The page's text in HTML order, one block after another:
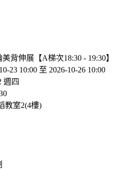
背伸展【A梯次18:30 - 19:30】
23 10:00 至 2026-10-26 10:00
週四
教室2(4樓)